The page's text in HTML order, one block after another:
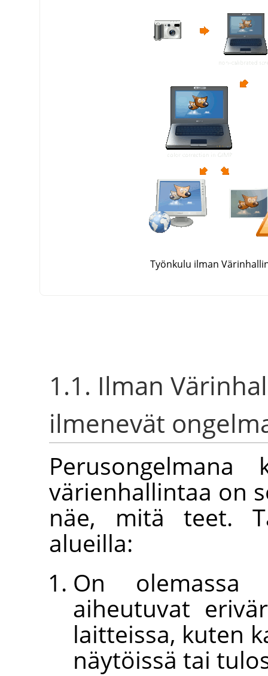
Työnkulu ilman
1.1. Ilman
ilmenevät
Perusongelmana
värienhallintaa on
näe, mitä teet.
alueilla:
On olemassa
aiheutuvat
laitteissa, kuten
näytöissä tai